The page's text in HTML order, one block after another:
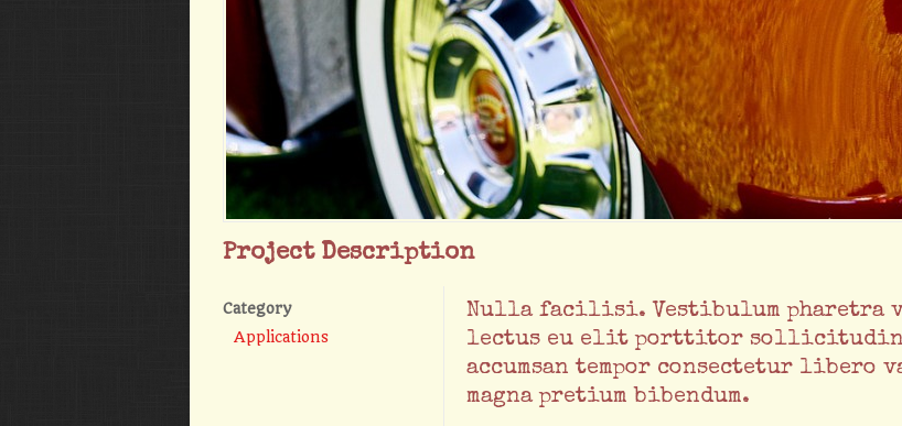
Project Description
Category
Applications
Nulla facilisi. Vestibulum pharetra
lectus eu elit porttitor sollicitudin.
accumsan tempor consectetur libero
magna pretium bibendum.